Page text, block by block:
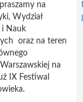
na
Wydział
i Nauk
oraz na teren
na
IX Festiwal